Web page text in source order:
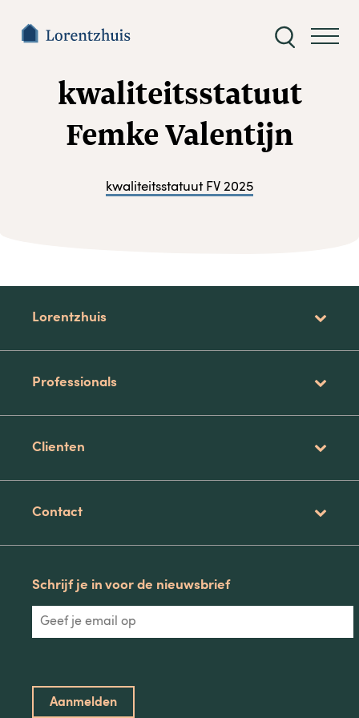
Zoeken
kwaliteitsstatuut
Femke Valentijn
kwaliteitsstatuut FV 2025
Lorentzhuis
Professionals
Clienten
Contact
Schrijf je in voor de nieuwsbrief